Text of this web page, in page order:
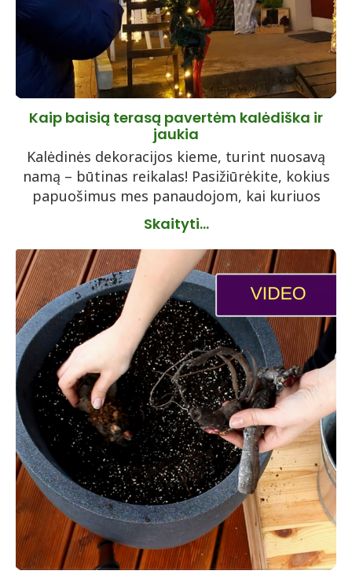
Kaip baisią terasą pavertėm kalėdiška ir
jaukia
Kalėdinės dekoracijos kieme, turint nuosavą
namą – būtinas reikalas! Pasižiūrėkite, kokius
papuošimus mes panaudojom, kai kuriuos
Skaityti...